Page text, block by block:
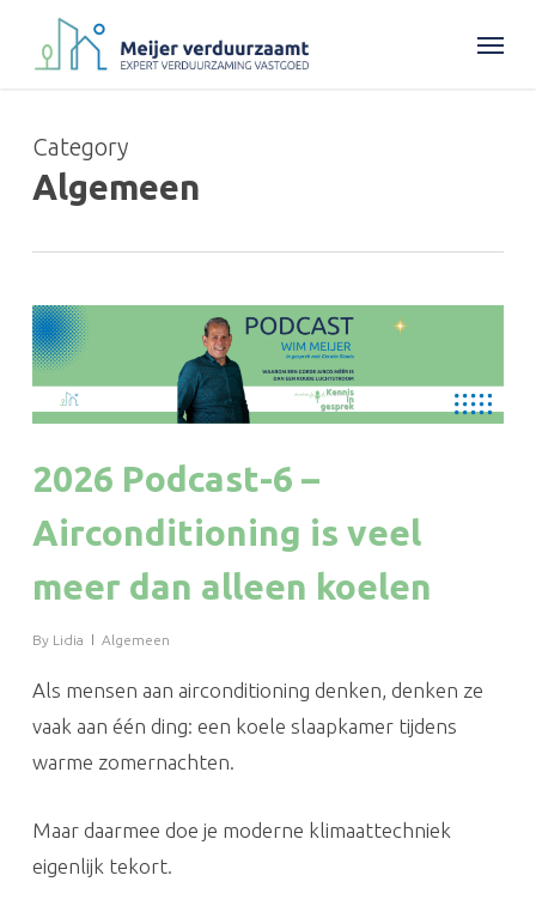
Menu
Category
Algemeen
2026 Podcast-6 –
Airconditioning is veel
meer dan alleen koelen
By Lidia Algemeen
Als mensen aan airconditioning denken, denken ze
vaak aan één ding: een koele slaapkamer tijdens
warme zomernachten.
Maar daarmee doe je moderne klimaattechniek
eigenlijk tekort.